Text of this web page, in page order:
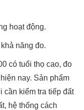
hoạt động.
năng đo.
có tuổi thọ cao, đo
nay. Sản phẩm
kiểm tra tiếp đất
hệ thống cách